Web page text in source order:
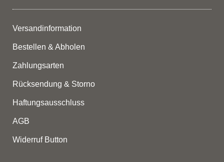
Versandinformation
Bestellen & Abholen
Zahlungsarten
Rücksendung & Storno
Haftungsausschluss
AGB
Widerruf Button